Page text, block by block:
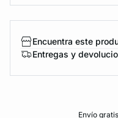
Encuentra este
Entregas y
Envío